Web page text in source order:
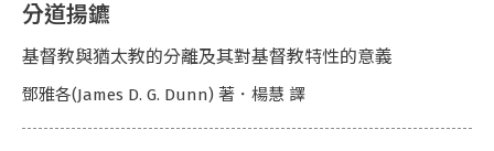
分道揚鑣
基督教與猶太教的分離及其對基督教特性的意義
鄧雅各(James D. G. Dunn) 著．楊慧 譯